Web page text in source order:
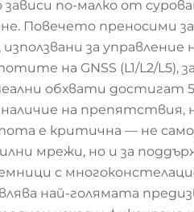
по-малко от
Повечето преносими
за управление
на GNSS (L1/L2/L5),
обхвати достигат
на препятствия,
е критична — не само
мрежи, но и за
с
най-голямата